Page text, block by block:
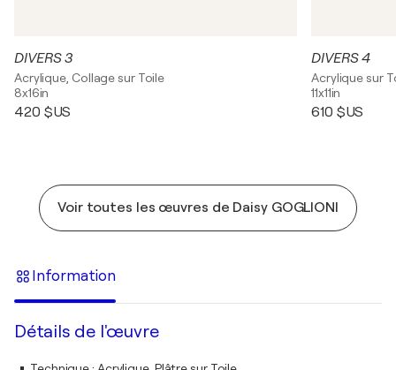
DIVERS 3
Acrylique, Collage sur Toile
8x16in
420 $US
DIVERS 4
Acrylique sur
11x11in
610 $US
Voir toutes les œuvres de Daisy GOGLIONI
Information
Détails de l'œuvre